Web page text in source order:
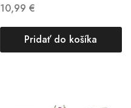
10,99 €
Pridať do košíka